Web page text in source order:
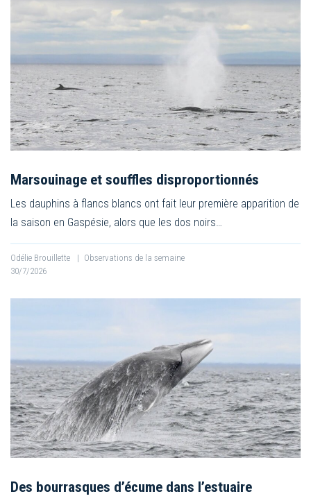
Marsouinage et souffles disproportionnés
Les dauphins à flancs blancs ont fait leur première apparition de
la saison en Gaspésie, alors que les dos noirs…
Odélie Brouillette | Observations de la semaine
30/7/2026
Des bourrasques d’écume dans l’estuaire